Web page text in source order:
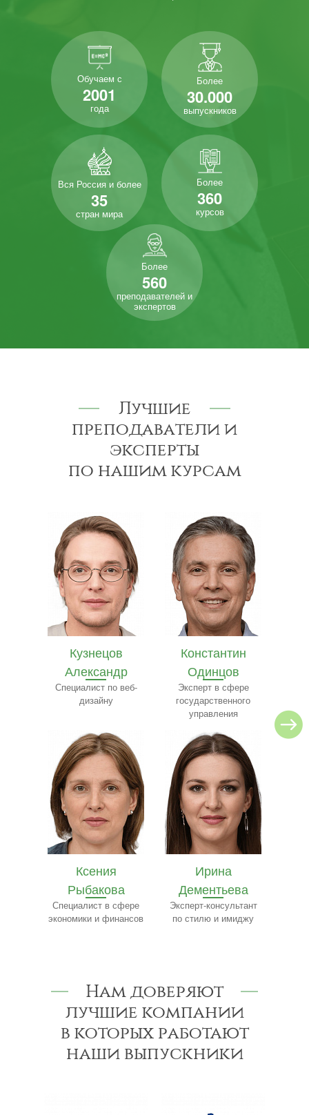
Обучаем с
2001
года
Более
30.000
выпускников
Вся Россия и более
35
стран мира
Более
360
курсов
Более
560
преподавателей и
экспертов
Лучшие
преподаватели и
эксперты
по нашим курсам
Константин
Одинцов
Эксперт в сфере
государственного
Ирина
Дементьева
Эксперт-консультант
по стилю и имиджу
Илья Лебедев
Эксперт по
архитектуре
Ярослав
Бобылёв
Эксперт по пищевому
производству
Нам доверяют
лучшие компании
в которых работают
наши выпускники